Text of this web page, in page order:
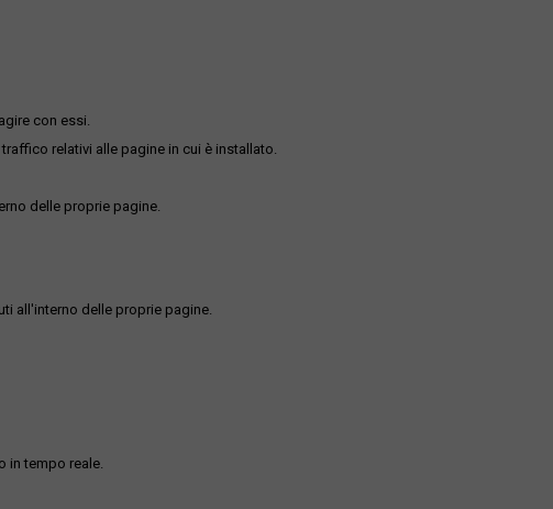
con essi.
relativi alle pagine in cui è installato.
delle proprie pagine.
all'interno delle proprie pagine.
in tempo reale.